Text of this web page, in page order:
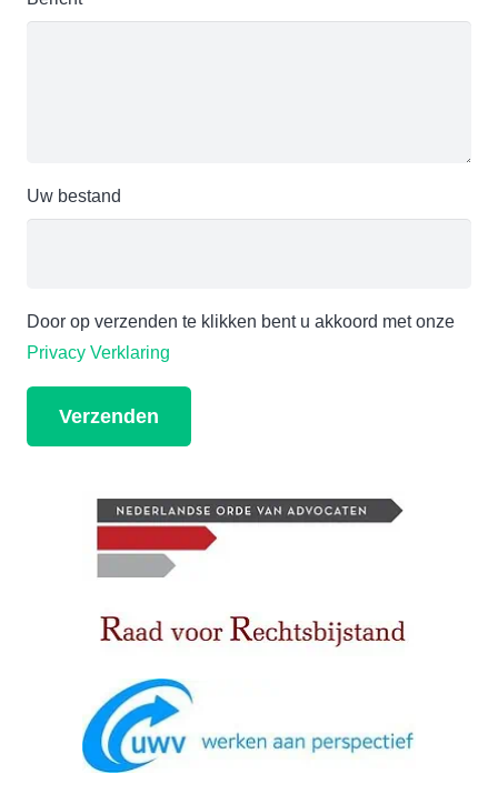
Uw bestand
Door op verzenden te klikken bent u akkoord met onze
Privacy Verklaring